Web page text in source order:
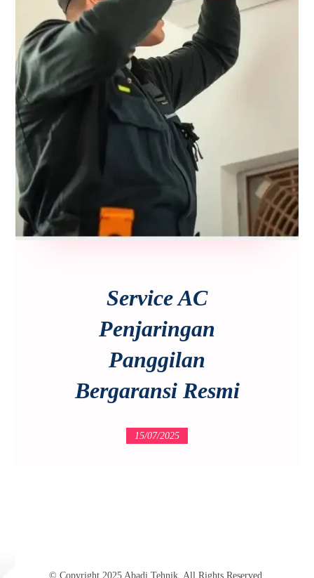
Service AC
Penjaringan
Panggilan
Bergaransi Resmi
15/07/2025
© Copyright 2025 Abadi Tehnik. All Rights Reserved.